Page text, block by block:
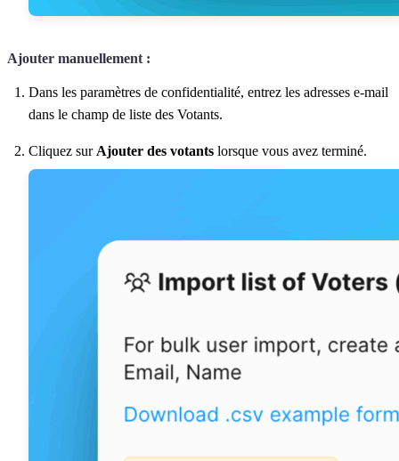
Ajouter manuellement :
Dans les paramètres de confidentialité, entrez les adresses e-mail
dans le champ de liste des Votants.
Cliquez sur Ajouter des votants lorsque vous avez terminé.